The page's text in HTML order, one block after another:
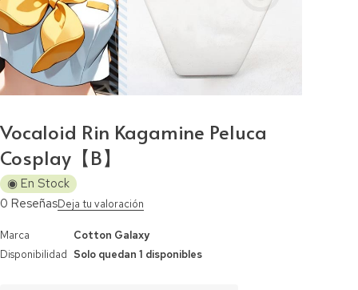
Vocaloid Rin Kagamine Peluca
Cosplay【B】
◉ En Stock
0 ReseñasDeja tu valoración
Marca
Cotton Galaxy
Disponibilidad Solo quedan 1 disponibles